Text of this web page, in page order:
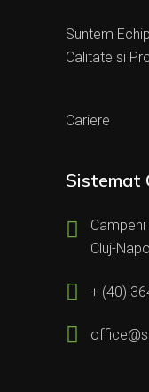
Suntem
Calitate si
Cariere
Sistemat
Cluj-
+ (40)